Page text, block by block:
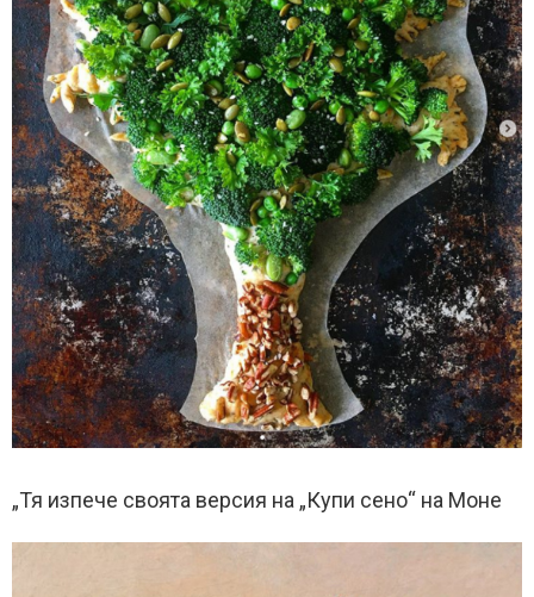
„Тя изпече своята версия на „Купи сено“ на Моне